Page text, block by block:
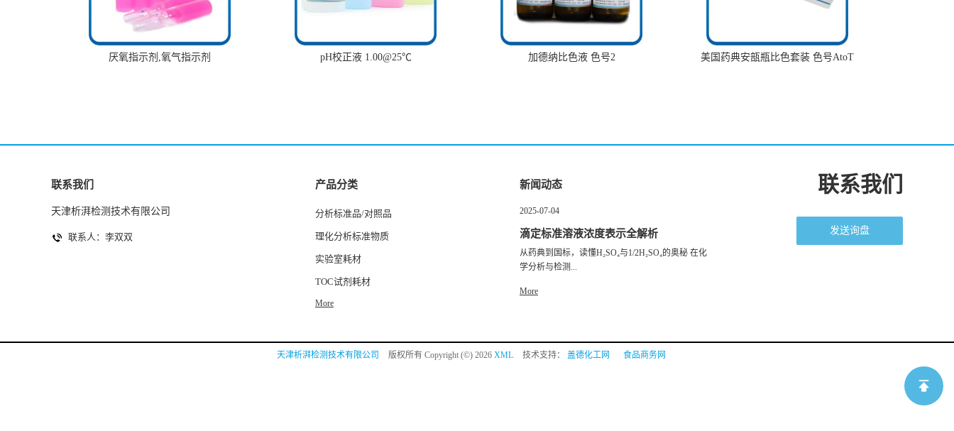
厌氧指示剂,氧气指示剂 pH校正液 1.00@25℃ 加德纳比色液 色号2 美国药典安瓿瓶比色套装 色号AtoT
联系我们
天津析湃检测技术有限公司
联系人：李双双
产品分类
分析标准品/对照品
理化分析标准物质
实验室耗材
TOC试剂耗材
More
新闻动态
2025-07-04
滴定标准溶液浓度表示全解析
从药典到国标，读懂H₂SO₄与1/2H₂SO₄的奥秘 在化
学分析与检测...
More
联系我们
发送询盘
天津析湃检测技术有限公司 版权所有 Copyright (©) 2026 XML 技术支持： 盖德化工网 食品商务网